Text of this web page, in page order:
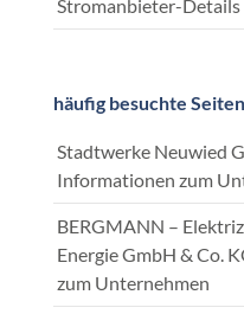
Stromanbieter-Details
häufig besuchte Seiten
Stadtwerke Neuwied
Informationen zum
BERGMANN –
Energie GmbH & Co.
zum Unternehmen